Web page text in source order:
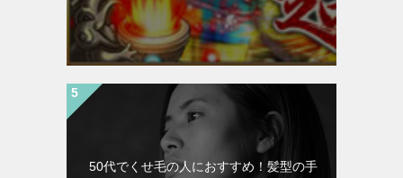
50代でくせ毛の人におすすめ！髪型の手